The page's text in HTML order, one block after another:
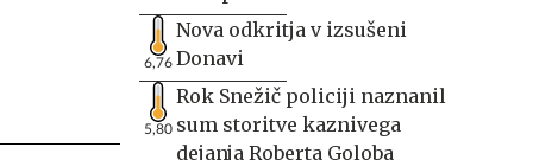
6,76
Nova odkritja v izsušeni
Donavi
5,80
Rok Snežič policiji naznanil
sum storitve kaznivega
dejanja Roberta Goloba